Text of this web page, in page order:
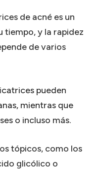
de acné es un
tiempo, y la rapidez
de varios
pueden
mientras que
o incluso más.
tópicos, como los
glicólico o